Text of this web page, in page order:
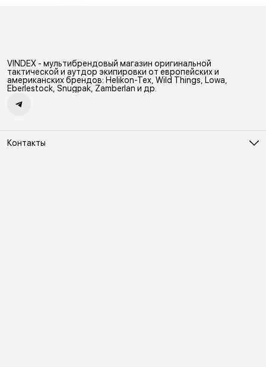
VINDEX - мультибрендовый магазин оригинальной
тактической и аутдор экипировки от европейских и
американских брендов: Helikon-Tex, Wild Things, Lowa,
Eberlestock, Snugpak, Zamberlan и др.
Контакты